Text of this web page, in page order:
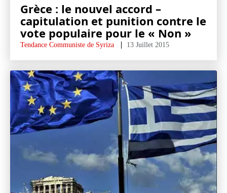
Grèce : le nouvel accord –
capitulation et punition contre le
vote populaire pour le « Non »
Tendance Communiste de Syriza 13 Juillet 2015